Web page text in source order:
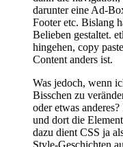
darunter eine Ad-
Footer etc. Bislang
Belieben gestaltet.
hingehen, copy
Content anders ist.
Was jedoch, wenn
Bisschen zu
oder etwas
und dort die
dazu dient CSS ja
Style-Geschichten